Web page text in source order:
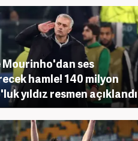
Mourinho'dan ses
hamle! 140 milyon
yıldız resmen açıklandı